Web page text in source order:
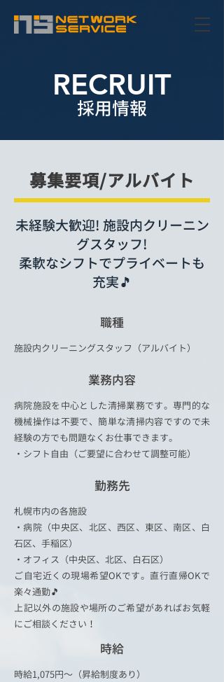
RECRUIT
採用情報
募集要項/アルバイト
未経験大歓迎! 施設内クリーニン
グスタッフ!
​柔軟なシフトでプライベートも
充実🎵
職種
施設内クリーニングスタッフ（アルバイト）
業務内容
病院施設を中心とした清掃業務です。専門的な
機械操作は不要で、簡単な清掃内容ですので未
経験の方でも問題なくお仕事できます。
・シフト自由（ご要望に合わせて調整可能）
勤務先
札幌市内の各施設
・病院（中央区、北区、西区、東区、南区、白
石区、手稲区）
・オフィス（中央区、北区、白石区）
ご自宅近くの現場希望OKです。直行直帰OKで
楽々通勤🎵
​上記以外の施設や場所のご希望があればお気軽
にご相談ください！
時給
時給1,075円〜（昇給制度あり）